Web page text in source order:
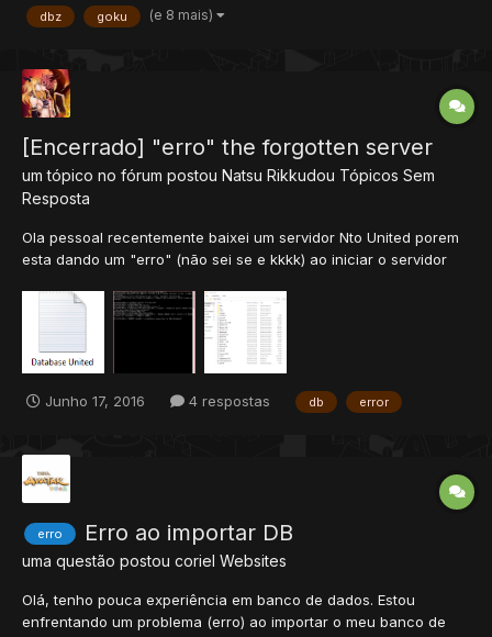
dbz goku (e 8 mais)
[Encerrado] "erro" the forgotten server
um tópico no fórum postou Natsu Rikkudou Tópicos Sem
Resposta
Ola pessoal recentemente baixei um servidor Nto United porem
esta dando um "erro" (não sei se e kkkk) ao iniciar o servidor
como txt não ser porq Erro ao iniciar Desde ja agradecido
(Desculpem por qqr erro) -- Database...
Junho 17, 2016 4 respostas db error
erro Erro ao importar DB
uma questão postou coriel Websites
Olá, tenho pouca experiência em banco de dados. Estou
enfrentando um problema (erro) ao importar o meu banco de